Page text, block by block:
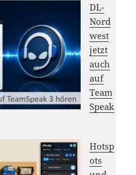
DL-
Nord
west
jetzt
auch
auf
Team
Speak
Hotsp
ots